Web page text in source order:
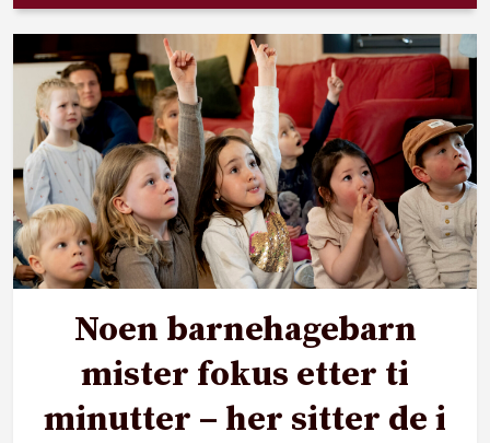
Noen barnehagebarn
mister fokus etter ti
minutter – her sitter de i